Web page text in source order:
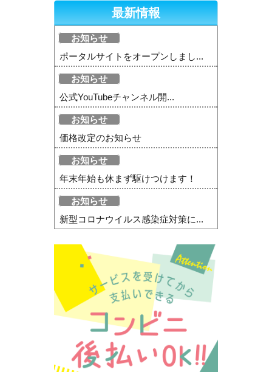
最新情報
お知らせ
ポータルサイトをオープンしまし...
お知らせ
公式YouTubeチャンネル開...
お知らせ
価格改定のお知らせ
お知らせ
年末年始も休まず駆けつけます！
お知らせ
新型コロナウイルス感染症対策に...